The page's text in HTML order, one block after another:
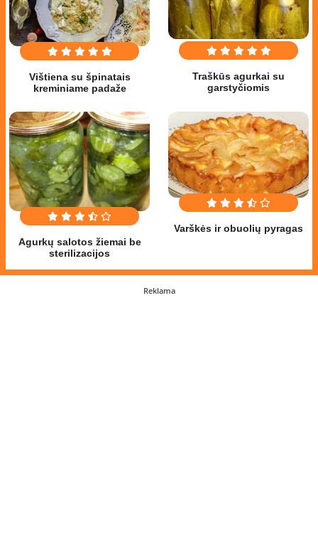
Vištiena su špinatais
kreminiame padaže
Traškūs agurkai su
garstyčiomis
Agurkų salotos žiemai be
sterilizacijos
Varškės ir obuolių pyragas
Reklama